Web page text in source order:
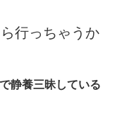
行っちゃうか
静養三昧している